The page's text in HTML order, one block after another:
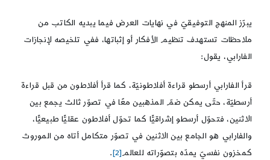
يبرّز المنهج التوفيقيّ في نهايات العرض فيما يبديه الكاتب من
ملاحظات تستهدف تنظيم الأفكار أو إثباتها، ففي تلخيصه لإنجازات
الفارابي، يقول:
قرأ الفارابي أرسطو قراءة أفلاطونيّة، كما قرأ أفلاطون من قبل قراءة
أرسطيّة، حتّى يمكن ضمّ المذهبين معًا في تصوّر ثالث يجمع بين
الاثنين، فتحوّل أرسطو إشراقيًّا كما تحوّل أفلاطون عقليًّا طبيعيًّا،
والفارابي هو الجامع بين الاثنين في تصوّر متكامل أتاه من الموروث
كمخزون نفسيّ يمدّه بتصوّراته للعالم[2]
.